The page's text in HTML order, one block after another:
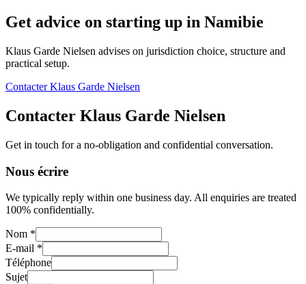
Get advice on starting up in Namibie
Klaus Garde Nielsen advises on jurisdiction choice, structure and
practical setup.
Contacter Klaus Garde Nielsen
Contacter Klaus Garde Nielsen
Get in touch for a no-obligation and confidential conversation.
Nous écrire
We typically reply within one business day. All enquiries are treated
100% confidentially.
Nom *
E-mail *
Téléphone
Sujet